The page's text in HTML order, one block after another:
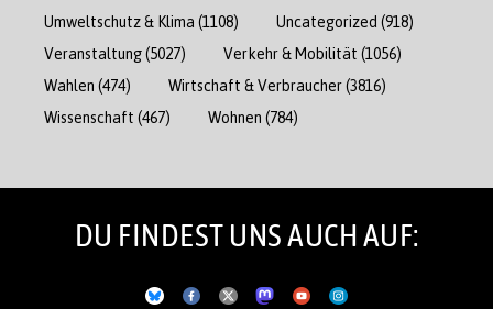
Umweltschutz & Klima (1108) Uncategorized (918)
Veranstaltung(5027) Verkehr & Mobilität (1056)
Wahlen (474) Wirtschaft & Verbraucher(3816)
Wissenschaft (467) Wohnen (784)
DU FINDEST UNS AUCH AUF: